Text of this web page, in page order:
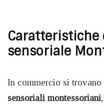
sensoriale
In commercio si trovano
sensoriali montessoriani